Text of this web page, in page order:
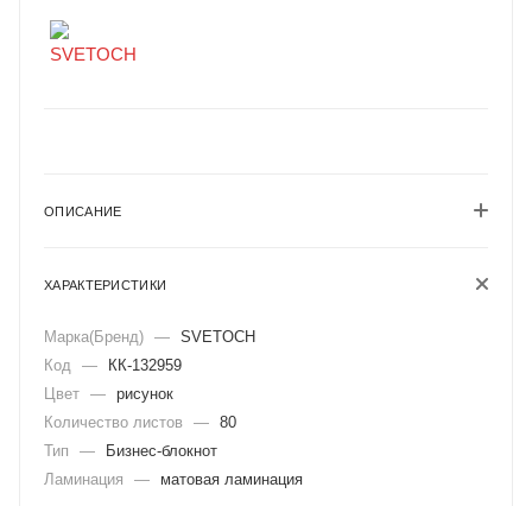
ОПИСАНИЕ
ХАРАКТЕРИСТИКИ
Марка(Бренд) — SVETOCH
Код —
КК-132959
Цвет — рисунок
Количество листов
— 80
Тип
—
Бизнес-блокнот
Ламинация
— матовая ламинация